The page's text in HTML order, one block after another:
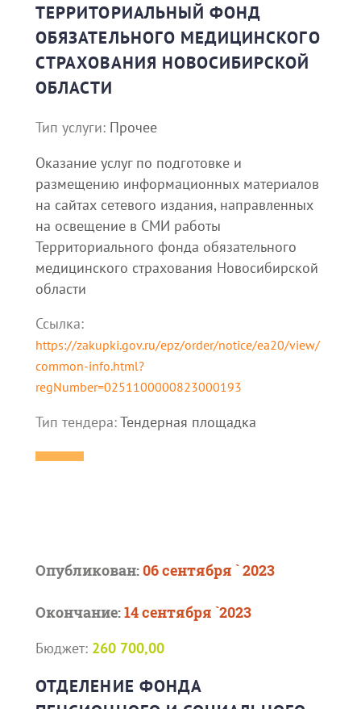
ТЕРРИТОРИАЛЬНЫЙ ФОНД
ОБЯЗАТЕЛЬНОГО МЕДИЦИНСКОГО
СТРАХОВАНИЯ НОВОСИБИРСКОЙ
ОБЛАСТИ
Тип услуги: Прочее
Оказание услуг по подготовке и
размещению информационных материалов
на сайтах сетевого издания, направленных
на освещение в СМИ работы
Территориального фонда обязательного
медицинского страхования Новосибирской
области
Ссылка:
https://zakupki.gov.ru/epz/order/notice/ea20/view/
common-info.html?
regNumber=0251100000823000193
Тип тендера:Тендерная площадка
Опубликован:06 сентября ` 2023
Окончание:14 сентября `2023
Бюджет: 260 700,00
ОТДЕЛЕНИЕ ФОНДА